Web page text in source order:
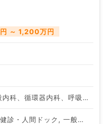
～ 1,200万円
神経内科、一般内科、循環器内科、呼吸器内科、消化器内科、内分泌・代謝内科、腎臓内科、老年内科、血液内科、健診・人間ドック、膠原病科
一般外来, 一般健診・人間ドック, 一般健診・人間ドック